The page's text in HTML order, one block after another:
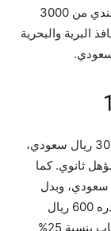
لديهم المدرسة الثانوية. الدبلوم يتراوح راتب الجندي من 3000
المنافذ البرية والبحرية
ويصل راتب الجندي في مكتب الجوازات إلى 3000 ريال سعودي،
مؤهل ثانوي. كما
بدل ميداني قدره 450 ريال سعودي، وبدل
إقامة قدره 1000 ريال سعودي، وبدل مخاطر قدره 600 ريال
سعودي، وبدل نقل 500 ريال سعودي، وبدل إرهاب بنسبة 25%